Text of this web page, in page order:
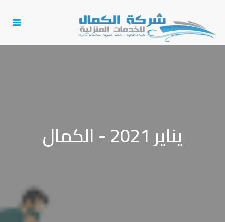
Toggle
يناير 2021 - الكمال